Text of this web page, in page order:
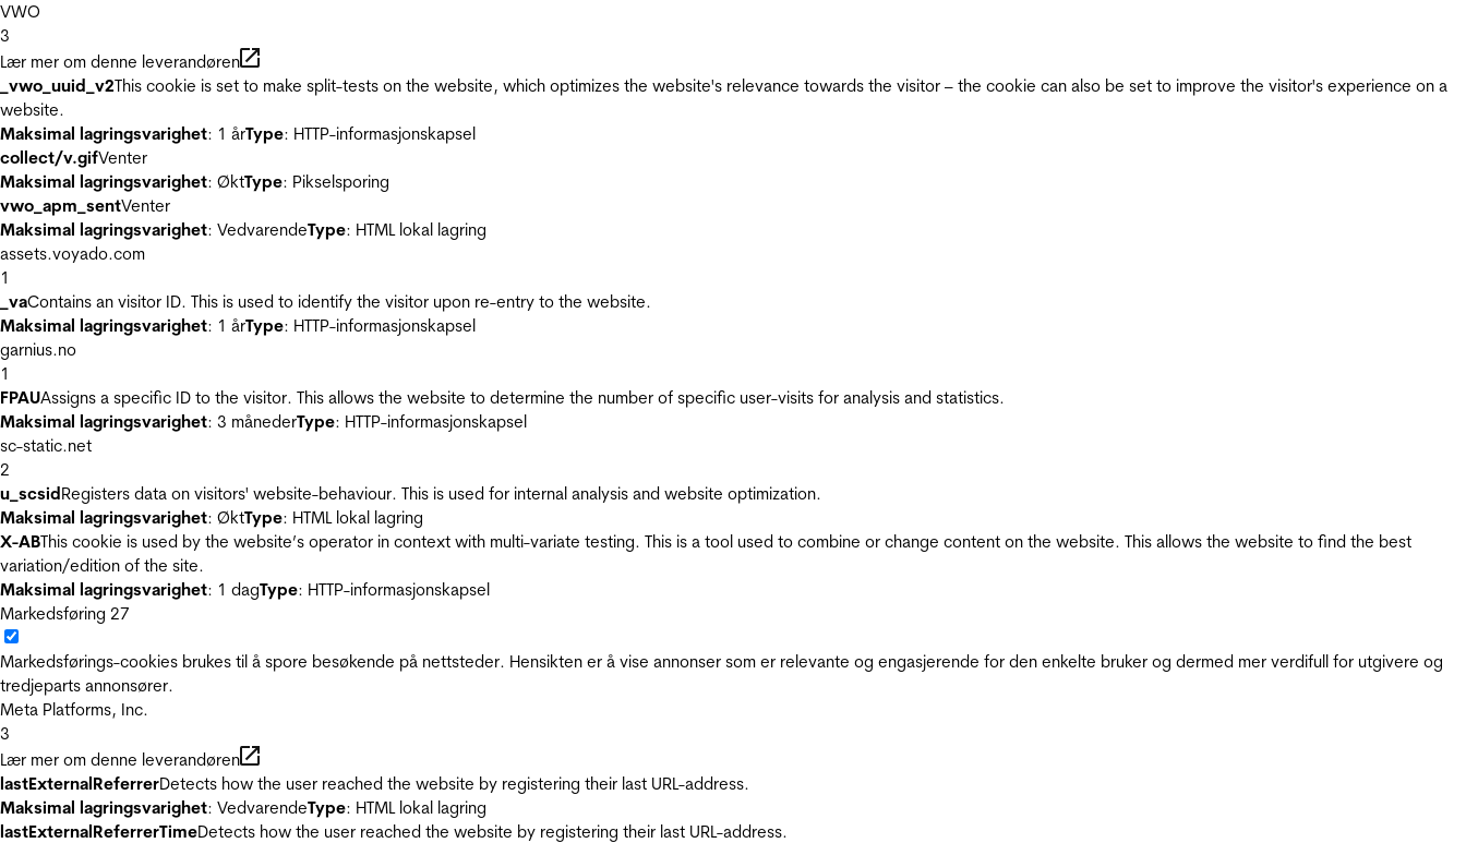
VWO
3
Lær mer om denne leverandøren
_vwo_uuid_v2This cookie is set to make split-tests on the website, which optimizes the website's relevance towards the visitor – the cookie can also be set to improve the visitor's experience on a
website.
Maksimal lagringsvarighet: 1 årType: HTTP-informasjonskapsel
collect/v.gifVenter
Maksimal lagringsvarighet: ØktType: Pikselsporing
vwo_apm_sentVenter
Maksimal lagringsvarighet: VedvarendeType: HTML lokal lagring
assets.voyado.com
1
_vaContains an visitor ID. This is used to identify the visitor upon re-entry to the website.
Maksimal lagringsvarighet: 1 årType: HTTP-informasjonskapsel
garnius.no
1
FPAUAssigns a specific ID to the visitor. This allows the website to determine the number of specific user-visits for analysis and statistics.
Maksimal lagringsvarighet: 3 månederType: HTTP-informasjonskapsel
sc-static.net
2
u_scsidRegisters data on visitors' website-behaviour. This is used for internal analysis and website optimization.
Maksimal lagringsvarighet: ØktType: HTML lokal lagring
X-ABThis cookie is used by the website’s operator in context with multi-variate testing. This is a tool used to combine or change content on the website. This allows the website to find the best
variation/edition of the site.
Maksimal lagringsvarighet: 1 dagType: HTTP-informasjonskapsel
Markedsføring 27
Markedsførings-cookies brukes til å spore besøkende på nettsteder. Hensikten er å vise annonser som er relevante og engasjerende for den enkelte bruker og dermed mer verdifull for utgivere og
tredjeparts annonsører.
Meta Platforms, Inc.
3
Lær mer om denne leverandøren
lastExternalReferrerDetects how the user reached the website by registering their last URL-address.
Maksimal lagringsvarighet: VedvarendeType: HTML lokal lagring
lastExternalReferrerTimeDetects how the user reached the website by registering their last URL-address.